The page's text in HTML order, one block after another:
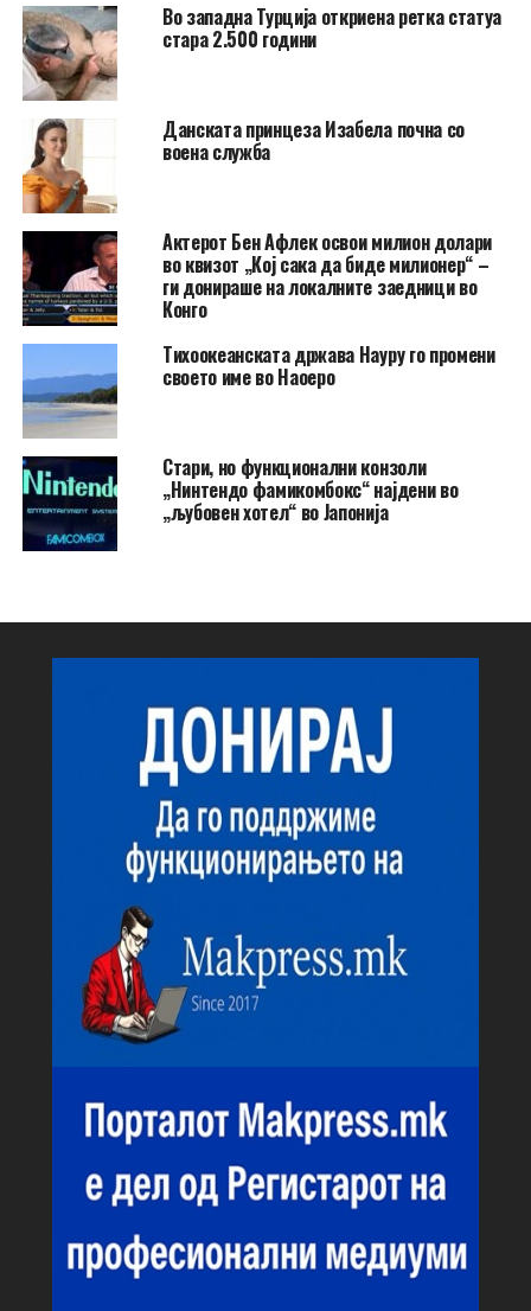
Во западна Турција откриена ретка статуа
стара 2.500 години
Данската принцеза Изабела почна со
воена служба
Актерот Бен Афлек освои милион долари
во квизот „Кој сака да биде милионер“ –
ги донираше на локалните заедници во
Конго
Тихоокеанската држава Науру го промени
своето име во Наоеро
Стари, но функционални конзоли
„Нинтендо фамикомбокс“ најдени во
„љубовен хотел“ во Јапонија